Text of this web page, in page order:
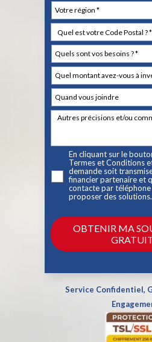
En cliquant sur le
Termes et Conditions
demande soit
financier partenaire et
contacte par
proposer des solutions.
Service Confidentiel,